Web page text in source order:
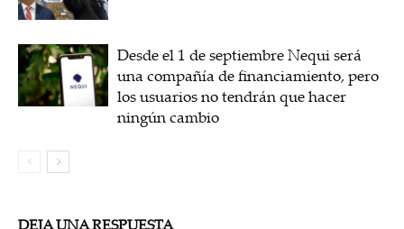
Desde el 1 de septiembre Nequi será
una compañía de financiamiento, pero
los usuarios no tendrán que hacer
ningún cambio
DEJA UNA RESPUESTA